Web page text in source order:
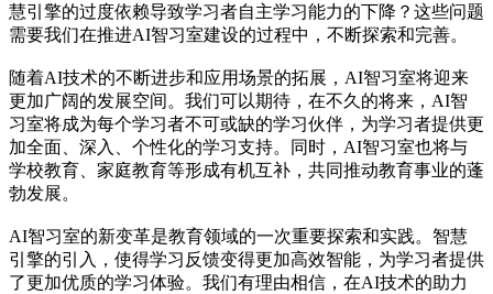
慧引擎的过度依赖导致学习者自主学习能力的下降？这些问题
需要我们在推进AI智习室建设的过程中，不断探索和完善。
随着AI技术的不断进步和应用场景的拓展，AI智习室将迎来
更加广阔的发展空间。我们可以期待，在不久的将来，AI智
习室将成为每个学习者不可或缺的学习伙伴，为学习者提供更
加全面、深入、个性化的学习支持。同时，AI智习室也将与
学校教育、家庭教育等形成有机互补，共同推动教育事业的蓬
勃发展。
AI智习室的新变革是教育领域的一次重要探索和实践。智慧
引擎的引入，使得学习反馈变得更加高效智能，为学习者提供
了更加优质的学习体验。我们有理由相信，在AI技术的助力